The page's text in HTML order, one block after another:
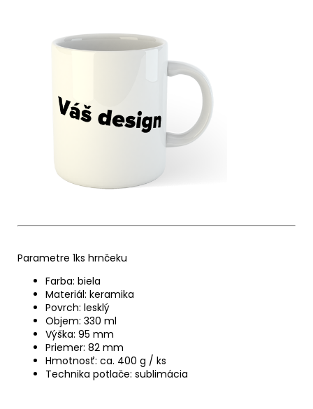
Parametre 1ks hrnčeku
Farba: biela
Materiál: keramika
Povrch: lesklý
Objem: 330 ml
Výška: 95 mm
Priemer: 82 mm
Hmotnosť: ca. 400 g / ks
Technika potlače: sublimácia